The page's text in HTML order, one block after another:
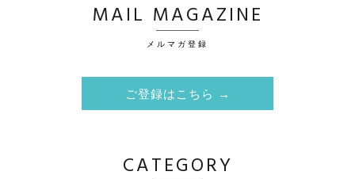
MAIL MAGAZINE
メルマガ登録
ご登録はこちら →
CATEGORY